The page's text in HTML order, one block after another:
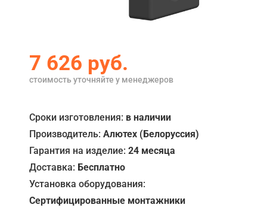
О компании
Отзывы
Контакты
7 626 руб.
стоимость уточняйте у менеджеров
Сроки изготовления: в наличии
Производитель: Алютех (Белоруссия)
Гарантия на изделие: 24 месяца
Доставка: Бесплатно
Установка оборудования:
Сертифицированные монтажники